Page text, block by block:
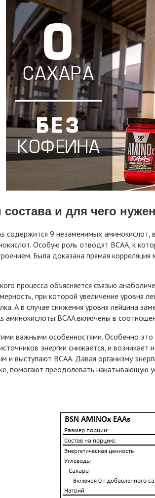
и для чего
содержится 9 незаменимых
Особую роль отводят BCAA, к
Была доказана прямая
процесса объясняется связью
при которой увеличение уровня
А в случае снижения уровня лейцина
аминокислоты BCAA включены в
важными особенностями. Особенно
энергии снижается, и
и выступают BCAA. Давая организму
помогают преодолевать накатывающую